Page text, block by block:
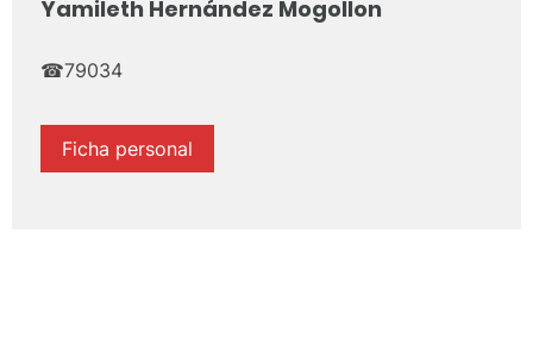
Yamileth Hernández Mogollon
☎79034
Ficha personal